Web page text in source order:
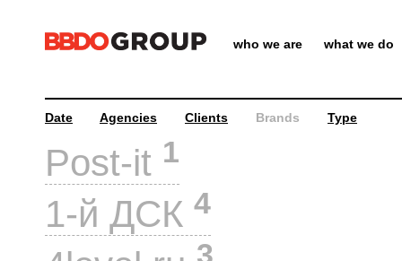
who we are what we do
Date Agencies Clients Brands Type
Post-it 1
1-й ДСК 4
3